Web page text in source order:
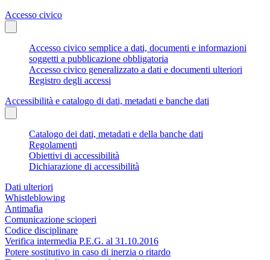
Accesso civico
Accesso civico semplice a dati, documenti e informazioni
soggetti a pubblicazione obbligatoria
Accesso civico generalizzato a dati e documenti ulteriori
Registro degli accessi
Accessibilità e catalogo di dati, metadati e banche dati
Catalogo dei dati, metadati e della banche dati
Regolamenti
Obiettivi di accessibilità
Dichiarazione di accessibilità
Dati ulteriori
Whistleblowing
Antimafia
Comunicazione scioperi
Codice disciplinare
Verifica intermedia P.E.G. al 31.10.2016
Potere sostitutivo in caso di inerzia o ritardo